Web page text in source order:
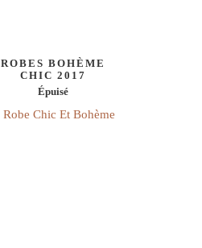
ROBES BOHÈME
CHIC 2017
Épuisé